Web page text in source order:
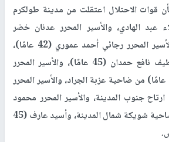
قوات الاحتلال اعتقلت من مدينة طولكرم
عبد الهادي، والأسير المحرر عدنان خضر
الحصري (60 عامًا)، والأسير المحرر رجائي أحمد عموري (42 عامًا)،
والأسير المحرر عبد اللطيف نافع حمدان (45 عامًا)، والأسير المحرر
محمد سعيد شلباية (45 عامًا) من ضاحية عزبة الجراد، والأسير المحرر
جنوب المدينة، والأسير المحرر محمود
صعيدي (37 عامًا) من ضاحية شويكة شمال المدينة، وأسيد عارف (45